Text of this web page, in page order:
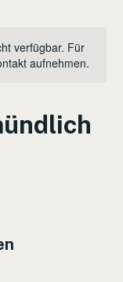
verfügbar. Für
aufnehmen.